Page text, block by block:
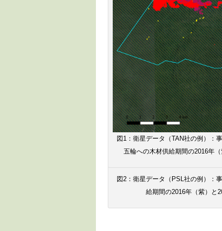
図1：衛星データ（TAN社の例）：
五輪への木材供給期間の2016年
図2：衛星データ（PSL社の例）：
給期間の2016年（紫）と